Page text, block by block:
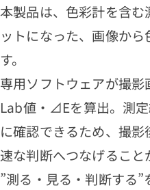
本製品は、色彩計を含
ットになった、画像か
す。
専用ソフトウェアが撮影
Lab値・⊿Eを算出。測
に確認できるため、撮
速な判断へつなげること
”測る・見る・判断する